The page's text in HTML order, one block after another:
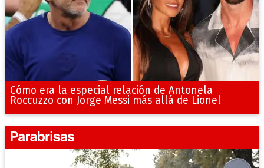
Cómo era la especial relación de Antonela
Roccuzzo con Jorge Messi más allá de Lionel